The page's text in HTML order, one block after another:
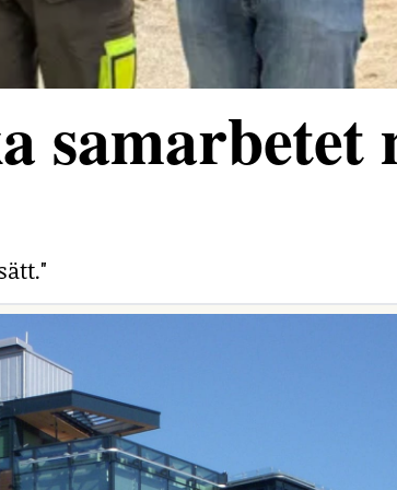
samarbetet